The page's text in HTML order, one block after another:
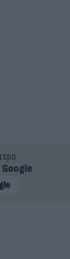
Google